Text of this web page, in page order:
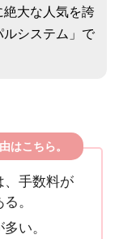
大な人気を誇
ルシステム」で
はこちら。
、手数料が
。
い。